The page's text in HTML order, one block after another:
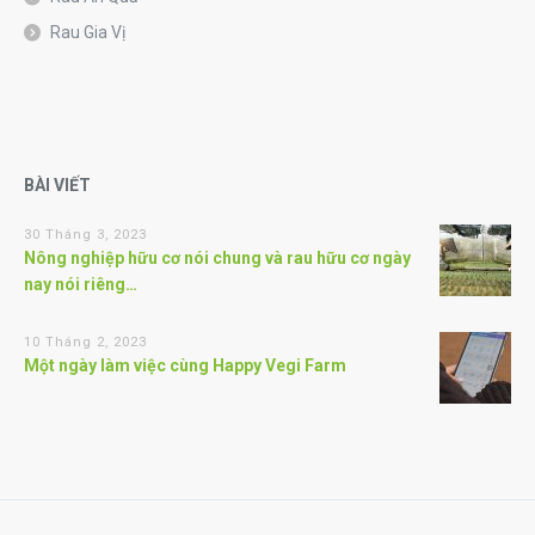
Rau Gia Vị
BÀI VIẾT
30 Tháng 3, 2023
Nông nghiệp hữu cơ nói chung và rau hữu cơ ngày
nay nói riêng…
10 Tháng 2, 2023
Một ngày làm việc cùng Happy Vegi Farm